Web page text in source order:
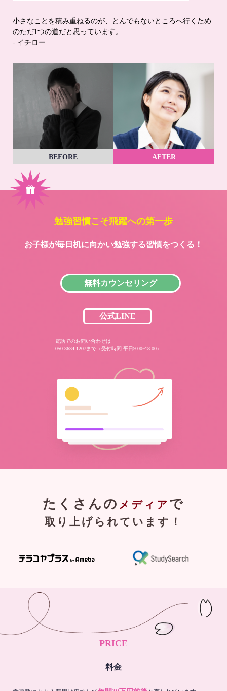
小さなことを積み重ねるのが、とんでもないところへ行くため
のただ1つの道だと思っています。
- イチロー
BEFORE AFTER
勉強習慣こそ飛躍への第一歩
お子様が毎日机に向かい勉強する習慣をつくる！
無料カウンセリング
公式LINE
電話でのお問い合わせは
050-3634-1207まで（受付時間 平日9:00~18:00）
たくさんの メディア で
取り上げられています！
PRICE
料金